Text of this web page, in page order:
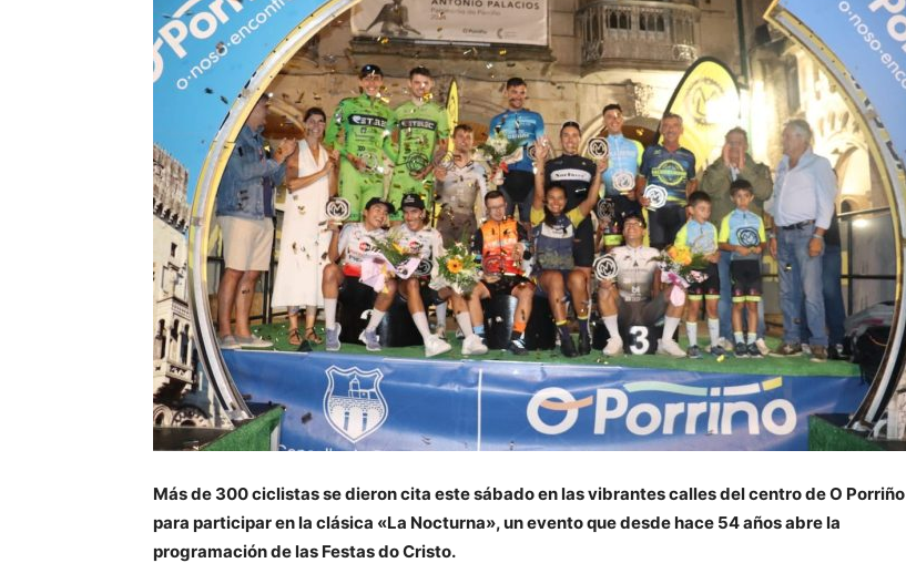
Más de 300 ciclistas se dieron cita este sábado en las vibrantes calles del centro de O Porriño
para participar en la clásica «La Nocturna», un evento que desde hace 54 años abre la
programación de las Festas do Cristo.